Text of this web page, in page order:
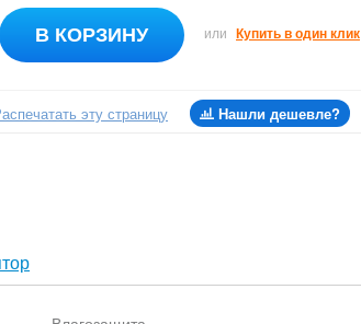
В КОРЗИНУ или Купить в один клик
эту страницу Нашли дешевле?